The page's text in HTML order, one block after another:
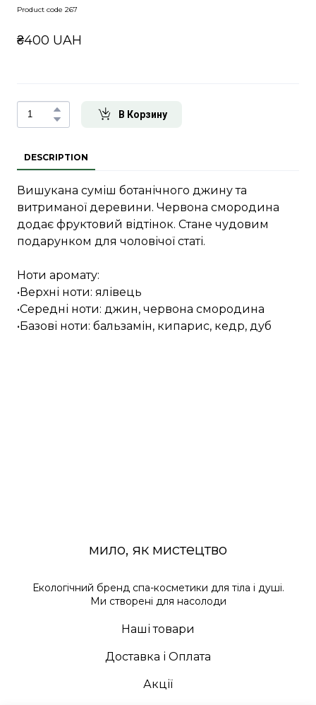
Product code 267
₴400 UAH
В Корзину
DESCRIPTION
Вишукана суміш ботанічного джину та
витриманої деревини. Червона смородина
додає фруктовий відтінок. Стане чудовим
подарунком для чоловічої статі.
Ноти аромату:
•Верхні ноти: ялівець
•Середні ноти: джин, червона смородина
•Базові ноти: бальзамін, кипарис, кедр, дуб
мило, як мистецтво
Екологічний бренд спа-косметики для тіла і душі.
Ми створені для насолоди
Наші товари
Доставка і Оплата
Акції